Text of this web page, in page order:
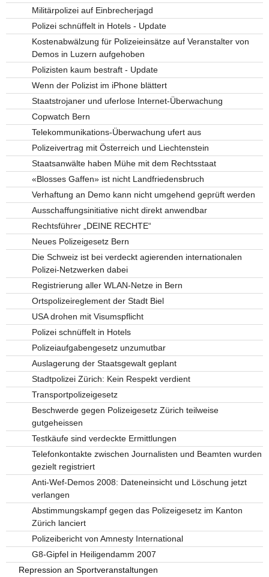
Militärpolizei auf Einbrecherjagd
Polizei schnüffelt in Hotels - Update
Kostenabwälzung für Polizeieinsätze auf Veranstalter von
Demos in Luzern aufgehoben
Polizisten kaum bestraft - Update
Wenn der Polizist im iPhone blättert
Staatstrojaner und uferlose Internet-Überwachung
Copwatch Bern
Telekommunikations-Überwachung ufert aus
Polizeivertrag mit Österreich und Liechtenstein
Staatsanwälte haben Mühe mit dem Rechtsstaat
«Blosses Gaffen» ist nicht Landfriedensbruch
Verhaftung an Demo kann nicht umgehend geprüft werden
Ausschaffungsinitiative nicht direkt anwendbar
Rechtsführer „DEINE RECHTE“
Neues Polizeigesetz Bern
Die Schweiz ist bei verdeckt agierenden internationalen
Polizei-Netzwerken dabei
Registrierung aller WLAN-Netze in Bern
Ortspolizeireglement der Stadt Biel
USA drohen mit Visumspflicht
Polizei schnüffelt in Hotels
Polizeiaufgabengesetz unzumutbar
Auslagerung der Staatsgewalt geplant
Stadtpolizei Zürich: Kein Respekt verdient
Transportpolizeigesetz
Beschwerde gegen Polizeigesetz Zürich teilweise
gutgeheissen
Testkäufe sind verdeckte Ermittlungen
Telefonkontakte zwischen Journalisten und Beamten wurden
gezielt registriert
Anti-Wef-Demos 2008: Dateneinsicht und Löschung jetzt
verlangen
Abstimmungskampf gegen das Polizeigesetz im Kanton
Zürich lanciert
Polizeibericht von Amnesty International
G8-Gipfel in Heiligendamm 2007
Repression an Sportveranstaltungen